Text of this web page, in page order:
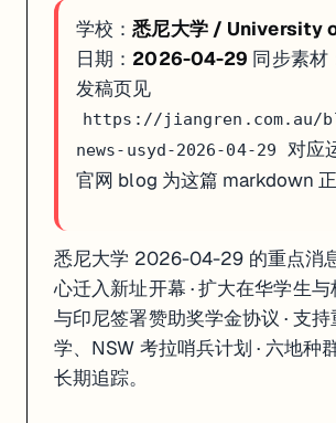
学校：悉尼大学 / University
日期： 2026-04-29 同步素材
发稿页见
https://jiangren.com.au/
news-usyd-2026-04-29
对应
官网 blog 为这篇 markdown 正
悉尼大学 2026-04-29 的重点消
心迁入新址开幕 · 扩大在华学生与
与印尼签署赞助奖学金协议 · 支
学、NSW 考拉哨兵计划 · 六地种
长期追踪。